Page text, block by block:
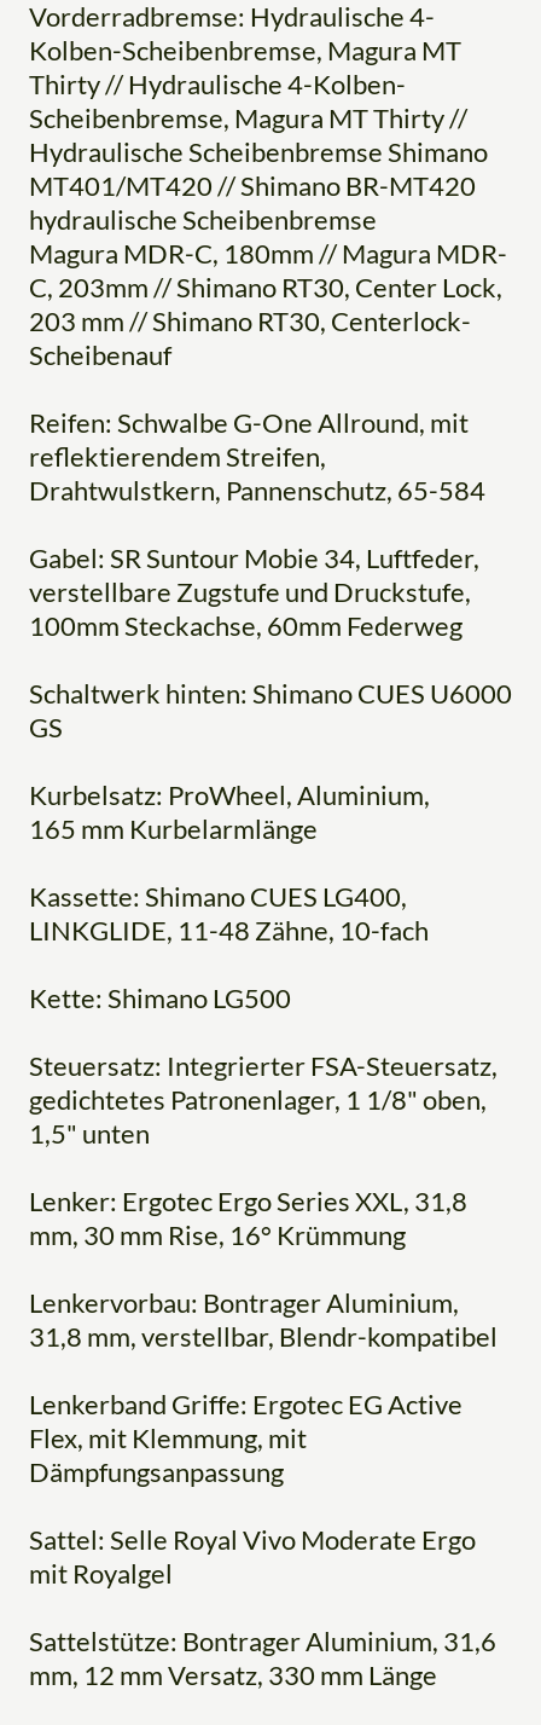
Vorderradbremse: Hydraulische 4-
Kolben-Scheibenbremse, Magura MT
Thirty // Hydraulische 4-Kolben-
Scheibenbremse, Magura MT Thirty //
Hydraulische Scheibenbremse Shimano
MT401/MT420 // Shimano BR-MT420
hydraulische Scheibenbremse
Magura MDR-C, 180mm // Magura MDR-
C, 203mm // Shimano RT30, Center Lock,
203 mm // Shimano RT30, Centerlock-
Scheibenauf
Reifen: Schwalbe G-One Allround, mit
reflektierendem Streifen,
Drahtwulstkern, Pannenschutz, 65-584
Gabel: SR Suntour Mobie 34, Luftfeder,
verstellbare Zugstufe und Druckstufe,
100mm Steckachse, 60mm Federweg
Schaltwerk hinten: Shimano CUES U6000
GS
Kurbelsatz: ProWheel, Aluminium,
165 mm Kurbelarmlänge
Kassette: Shimano CUES LG400,
LINKGLIDE, 11-48 Zähne, 10-fach
Kette: Shimano LG500
Steuersatz: Integrierter FSA-Steuersatz,
gedichtetes Patronenlager, 1 1/8" oben,
1,5" unten
Lenker: Ergotec Ergo Series XXL, 31,8
mm, 30 mm Rise, 16° Krümmung
Lenkervorbau: Bontrager Aluminium,
31,8 mm, verstellbar, Blendr-kompatibel
Lenkerband Griffe: Ergotec EG Active
Flex, mit Klemmung, mit
Dämpfungsanpassung
Sattel: Selle Royal Vivo Moderate Ergo
mit Royalgel
Sattelstütze: Bontrager Aluminium, 31,6
mm, 12 mm Versatz, 330 mm Länge